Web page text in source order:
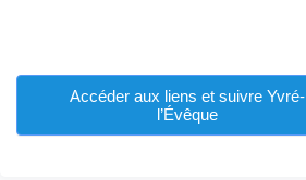
Accéder aux liens et suivre Yvré-
l’Évêque